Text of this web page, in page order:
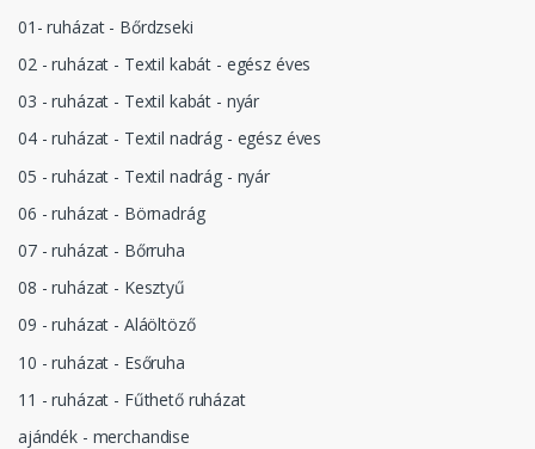
01- ruházat - Bőrdzseki
02 - ruházat - Textil kabát - egész éves
03 - ruházat - Textil kabát - nyár
04 - ruházat - Textil nadrág - egész éves
05 - ruházat - Textil nadrág - nyár
06 - ruházat - Börnadrág
07 - ruházat - Bőrruha
08 - ruházat - Kesztyű
09 - ruházat - Aláöltöző
10 - ruházat - Esőruha
11 - ruházat - Fűthető ruházat
ajándék - merchandise